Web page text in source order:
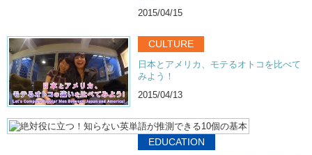
2015/04/15
CULTURE
日本とアメリカ、モテるオトコを比べて
みよう！
2015/04/13
EDUCATION